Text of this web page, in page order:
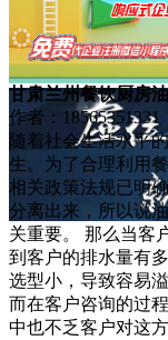
甘肃兰州餐饮厨房
作者：
随着社会生活水平
生。为了合理利用
相关政策法规已明
分离出来，所以说
关重要。 那么当客
到客户的排水量有
选型小，导致容易
而在客户咨询的过
中也不乏客户对这